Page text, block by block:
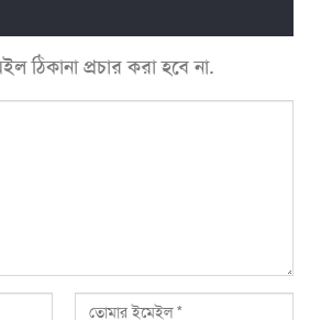
ঠিকানা প্রচার করা হবে না.